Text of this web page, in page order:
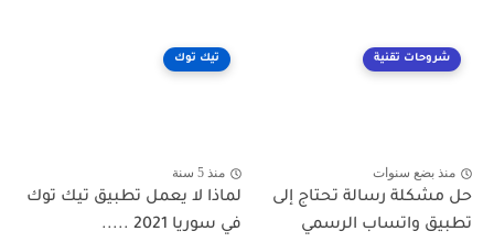
شروحات تقنية
منذ بضع سنوات
حل مشكلة رسالة تحتاج إلى
تطبيق واتساب الرسمي
تيك توك
منذ 5 سنة
لماذا لا يعمل تطبيق تيك توك
في سوريا 2021 .....